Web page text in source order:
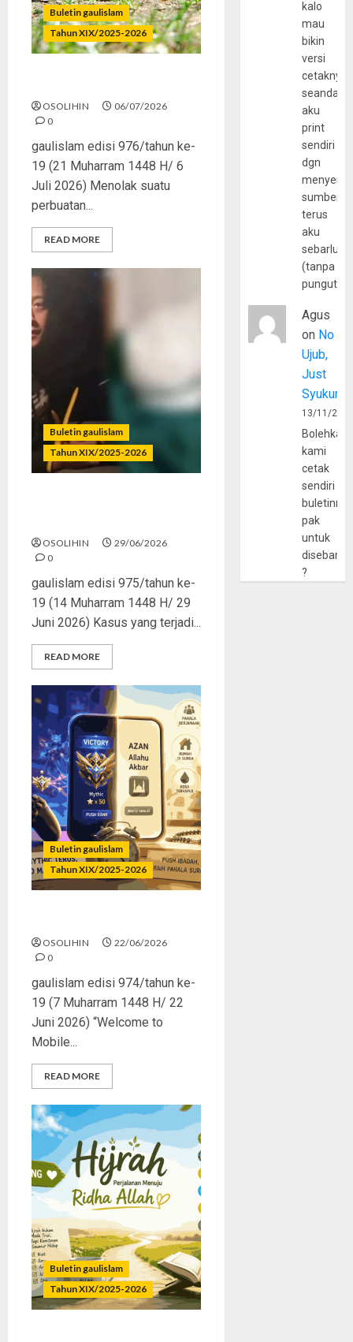
Buletin gaulislam
Tahun XIX/2025-2026
OSOLIHIN
06/07/2026
0
gaulislam edisi 976/tahun ke-
19 (21 Muharram 1448 H/ 6
Juli 2026) Menolak suatu
perbuatan...
READ MORE
Buletin gaulislam
Tahun XIX/2025-2026
OSOLIHIN
29/06/2026
0
gaulislam edisi 975/tahun ke-
19 (14 Muharram 1448 H/ 29
Juni 2026) Kasus yang terjadi...
READ MORE
Buletin gaulislam
Tahun XIX/2025-2026
OSOLIHIN
22/06/2026
0
gaulislam edisi 974/tahun ke-
19 (7 Muharram 1448 H/ 22
Juni 2026) “Welcome to
Mobile...
READ MORE
Buletin gaulislam
Tahun XIX/2025-2026
kalo
mau
bikin
versi
cetaknya
aku
print
sendiri
dgn
sumber
terus
aku
(tanpa
Agus
on No
Ujub,
Just
Syukur
13/11/
Bolehkah
kami
cetak
sendiri
pak
untuk
?